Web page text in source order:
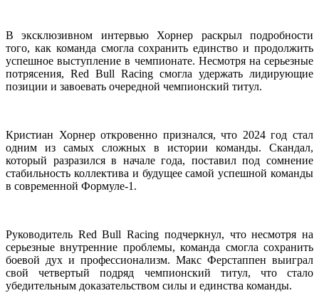
В эксклюзивном интервью Хорнер раскрыл подробности
того, как команда смогла сохранить единство и продолжить
успешное выступление в чемпионате. Несмотря на серьезные
потрясения, Red Bull Racing смогла удержать лидирующие
позиции и завоевать очередной чемпионский титул.
Кристиан Хорнер откровенно признался, что 2024 год стал
одним из самых сложных в истории команды. Скандал,
который разразился в начале года, поставил под сомнение
стабильность коллектива и будущее самой успешной команды
в современной Формуле-1.
Руководитель Red Bull Racing подчеркнул, что несмотря на
серьезные внутренние проблемы, команда смогла сохранить
боевой дух и профессионализм. Макс Ферстаппен выиграл
свой четвертый подряд чемпионский титул, что стало
убедительным доказательством силы и единства команды.